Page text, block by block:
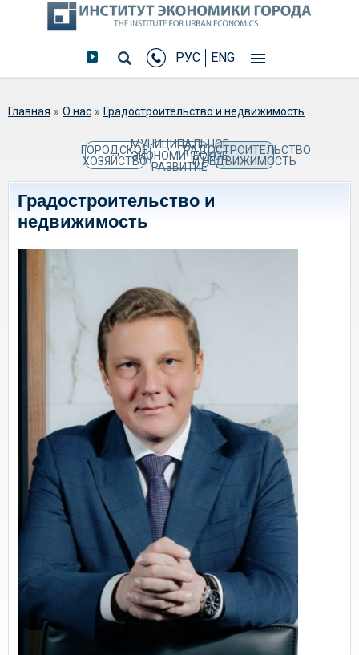
РУС ENG
Вы здесь
Главная » О нас » Градостроительство и недвижимость
ГОРОДСКОЕ
ХОЗЯЙСТВО
МУНИЦИПАЛЬНОЕ
ЭКОНОМИЧЕСКОЕ
РАЗВИТИЕ
ГРАДОСТРОИТЕЛЬСТВО
И НЕДВИЖИМОСТЬ
Градостроительство и
недвижимость